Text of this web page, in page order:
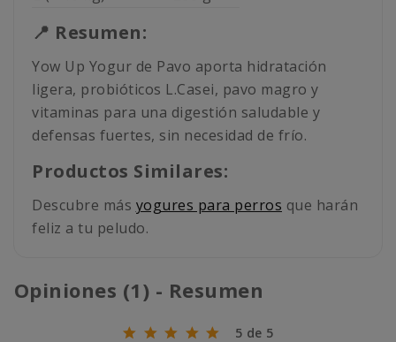
📍 Resumen:
Yow Up Yogur de Pavo aporta hidratación
ligera, probióticos L.Casei, pavo magro y
vitaminas para una digestión saludable y
defensas fuertes, sin necesidad de frío.
Productos Similares:
Descubre más yogures para perros que harán
feliz a tu peludo.
Opiniones (1) - Resumen
5 de 5